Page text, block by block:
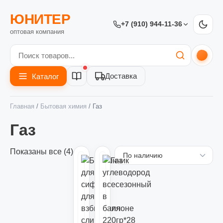
ЮНИТЕР
оптовая компания
+7 (910) 944-11-36
Каталог Доставка
Главная / Бытовая химия / Газ
Газ
Показаны все (4)